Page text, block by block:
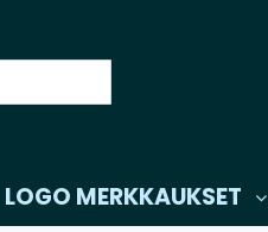
LOGO MERKKAUKSET